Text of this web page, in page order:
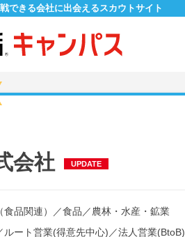
できる会社に出会えるスカウトサイト
会社 UPDATE
品関連） ／食品 ／農林・水産・鉱業
ルート営業(得意先中心) ／法人営業(BtoB)